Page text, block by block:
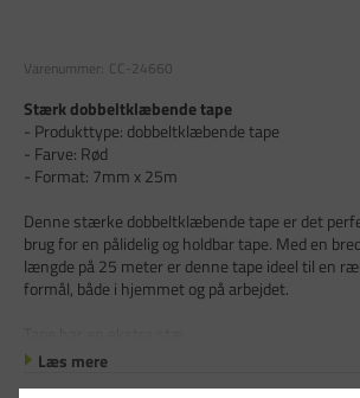
Varenummer: CC-24660
Stærk dobbeltklæbende tape
- Produkttype: dobbeltklæbende tape
- Farve: Rød
- Format: 7mm x 25m
Denne stærke dobbeltklæbende tape er det
brug for en pålidelig og holdbar tape. Med en
længde på 25 meter er denne tape ideel til en
formål, både i hjemmet og på arbejdet.
Læs mere